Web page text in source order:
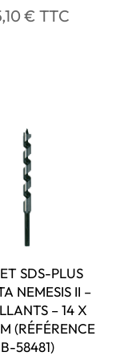
€ TTC
SDS-PLUS
NEMESIS II –
– 14 X
(RÉFÉRENCE
B-58481)